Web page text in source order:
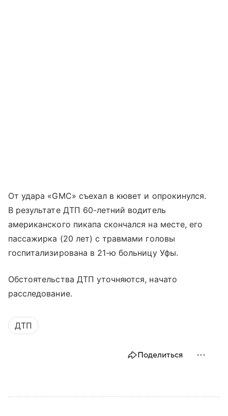
От удара «GMC» съехал в кювет и опрокинулся.
В результате ДТП 60-летний водитель
американского пикапа скончался на месте, его
пассажирка (20 лет) с травмами головы
госпитализирована в 21-ю больницу Уфы.
Обстоятельства ДТП уточняются, начато
расследование.
ДТП
Поделиться